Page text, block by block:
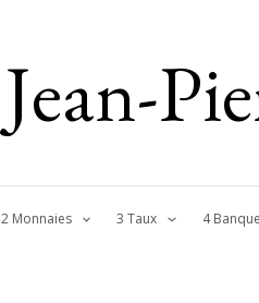
Jean-
2 Monnaies 3 Taux 4